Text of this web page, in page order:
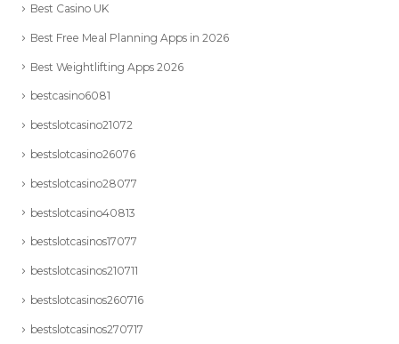
Best Casino UK
Best Free Meal Planning Apps in 2026
Best Weightlifting Apps 2026
bestcasino6081
bestslotcasino21072
bestslotcasino26076
bestslotcasino28077
bestslotcasino40813
bestslotcasinos17077
bestslotcasinos210711
bestslotcasinos260716
bestslotcasinos270717